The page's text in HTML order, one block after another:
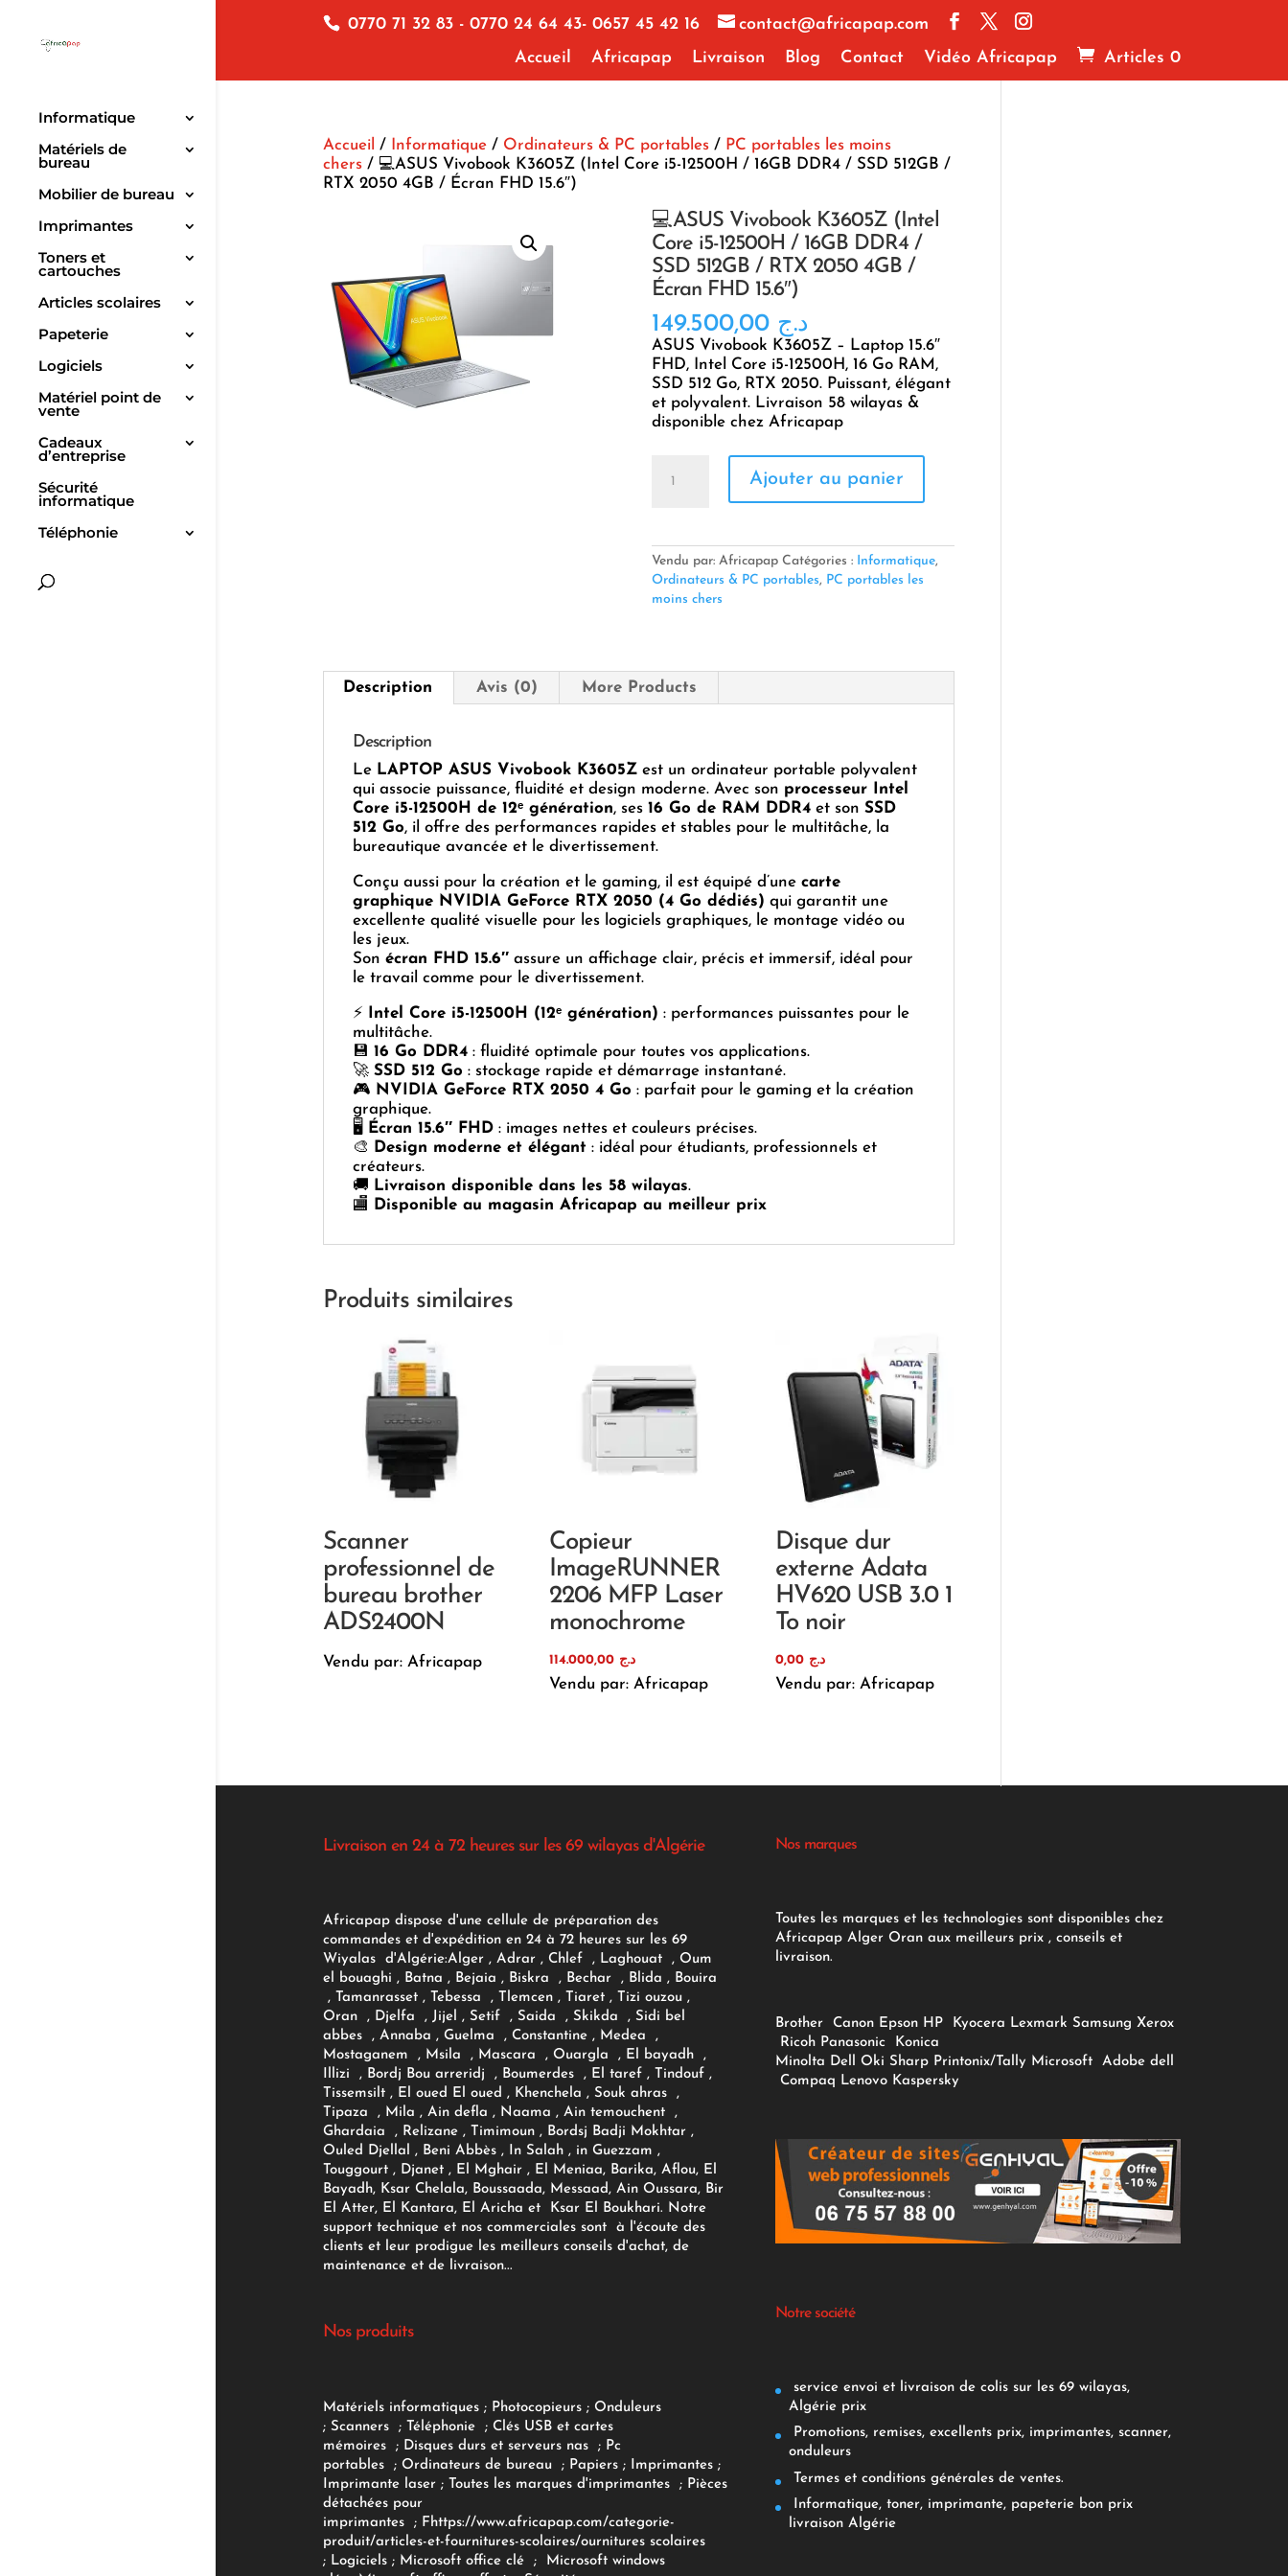
0770 71 32 83 - 0770 24 64 43- 0657 45 42 16
contact@africapap.com
Accueil
Africapap Livraison Blog Contact Vidéo Africapap Articles 0
Informatique
Matériels de
bureau
Mobilier de bureau
Imprimantes
Toners et
cartouches
Articles scolaires
Papeterie
Logiciels
Matériel point de
vente
Cadeaux
d’entreprise
Sécurité
informatique
Téléphonie
Accueil / Informatique/ Ordinateurs & PC portables/ PC portables les moins
chers/ 💻ASUS Vivobook K3605Z (Intel Core i5-12500H / 16GB DDR4 / SSD 512GB /
RTX 2050 4GB / Écran FHD 15.6″)
💻ASUS Vivobook K3605Z (Intel
Core i5-12500H / 16GB DDR4 /
SSD 512GB / RTX 2050 4GB /
Écran FHD 15.6″)
د.ج 149.500,00
ASUS Vivobook K3605Z – Laptop 15.6″
FHD, Intel Core i5-12500H, 16 Go RAM,
SSD 512 Go, RTX 2050. Puissant, élégant
et polyvalent. Livraison 58 wilayas &
disponible chez Africapap
K3605Z
(Intel
Core
16GB
DDR4
/
RTX
2050
4GB
/
FHD
15.6")
Ajouter au panier
Vendu par: Africapap Catégories : Informatique,
Ordinateurs & PC portables, PC portables les
moins chers
Description Avis (0) More Products
Description
Le LAPTOP ASUS Vivobook K3605Zest un ordinateur portable polyvalent
qui associe puissance, fluidité et design moderne. Avec son processeur Intel
Core i5-12500H de 12ᵉ génération, ses 16 Go de RAM DDR4et son SSD
512 Go, il offre des performances rapides et stables pour le multitâche, la
bureautique avancée et le divertissement.
Conçu aussi pour la création et le gaming, il est équipé d’une carte
graphique NVIDIA GeForce RTX 2050 (4 Go dédiés) qui garantit une
excellente qualité visuelle pour les logiciels graphiques, le montage vidéo ou
les jeux.
Son écran FHD 15.6″assure un affichage clair, précis et immersif, idéal pour
le travail comme pour le divertissement.
⚡ Intel Core i5-12500H (12ᵉ génération) : performances puissantes pour le
multitâche.
💾 16 Go DDR4: fluidité optimale pour toutes vos applications.
🚀 SSD 512 Go : stockage rapide et démarrage instantané.
🎮 NVIDIA GeForce RTX 2050 4 Go : parfait pour le gaming et la création
graphique.
🖥️ Écran 15.6″ FHD: images nettes et couleurs précises.
🎨
Design moderne et élégant: idéal pour étudiants, professionnels et
créateurs.
🚚 Livraison disponible dans les 58 wilayas.
🏬
Disponible au magasin Africapap au meilleur prix
Produits similaires
Scanner
professionnel de
bureau brother
ADS2400N
Vendu par: Africapap
Copieur
ImageRUNNER
2206 MFP Laser
monochrome
د.ج 114.000,00
Vendu par: Africapap
Disque dur
externe Adata
HV620 USB 3.0 1
To noir
د.ج
Vendu par: Africapap
Livraison en 24 à 72 heures sur les 69 wilayas d'Algérie
Africapap dispose d'une cellule de préparation des
commandes et d'expédition en 24 à 72 heures sur les 69
Wiyalas d'Algérie:Alger , Adrar, Chlef , Laghouat , Oum
el bouaghi , Batna , Bejaia , Biskra , Bechar , Blida , Bouira
, Tamanrasset , Tebessa , Tlemcen , Tiaret , Tizi ouzou ,
Oran , Djelfa , Jijel , Setif , Saida , Skikda , Sidi bel
abbes , Annaba , Guelma , Constantine , Medea ,
Mostaganem , Msila , Mascara , Ouargla , El bayadh ,
Illizi , Bordj Bou arreridj , Boumerdes , El taref , Tindouf ,
Tissemsilt , El oued El oued , Khenchela , Souk ahras ,
Tipaza , Mila , Ain defla , Naama , Ain temouchent ,
Ghardaia , Relizane , Timimoun , Bordsj Badji Mokhtar ,
Ouled Djellal , Beni Abbès , In Salah , in Guezzam ,
Touggourt , Djanet , El Mghair , El Meniaa, Barika, Aflou, El
Bayadh, Ksar Chelala, Boussaada, Messaad, Ain Oussara, Bir
El Atter, El Kantara, El Aricha et Ksar El Boukhari. Notre
support technique et nos commerciales sont à l'écoute des
clients et leur prodigue les meilleurs conseils d'achat, de
maintenance et de livraison...
Nos produits
Matériels informatiques; Photocopieurs; Onduleurs
; Scanners ; Téléphonie ; Clés USB et cartes
mémoires
; Disques durs et serveurs nas ; Pc
portables
; Ordinateurs de bureau ; Papiers; Imprimantes;
Imprimante laser; Toutes les marques d'imprimantes ; Pièces
détachées pour
imprimantes
; F https://www.africapap.com/categorie-
produit/articles-et-fournitures-scolaires/ournitures scolaires
; Logiciels ; Microsoft office clé ;
Microsoft windows
Nos marques
Toutes les marques et les technologies sont disponibles chez
Africapap Alger Oran aux meilleurs prix , conseils et
livraison.
Brother Canon Epson HP Kyocera Lexmark Samsung Xerox
Ricoh Panasonic
Konica
Minolta Dell Oki Sharp Printonix/Tally Microsoft Adobe dell
Compaq Lenovo Kaspersky
Notre société
service envoi et livraison de colis sur les 69 wilayas,
Algérie prix
Promotions, remises, excellents prix, imprimantes, scanner,
onduleurs
Termes et conditions générales de ventes.
Informatique, toner, imprimante, papeterie bon prix
livraison Algérie